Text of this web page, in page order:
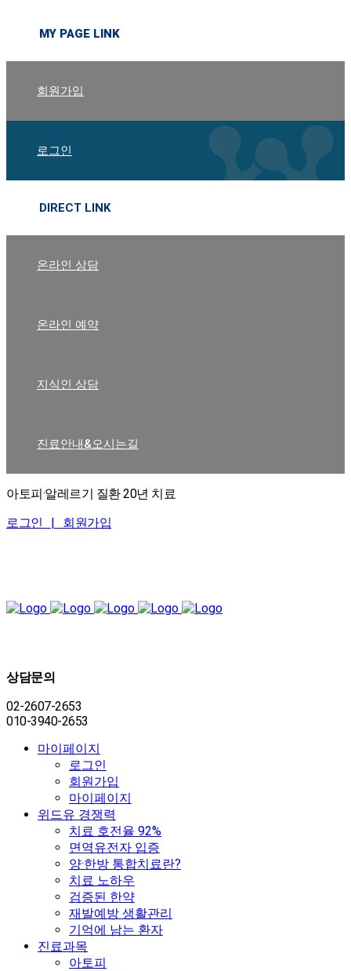
MY PAGE LINK
회원가입
로그인
DIRECT LINK
온라인 상담
온라인 예약
지식인 상담
진료안내&오시는길
아토피·알레르기 질환 20년 치료
로그인 | 회원가입
상담문의
02-2607-2653
010-3940-2653
마이페이지
로그인
회원가입
마이페이지
위드유 경쟁력
치료 호전율 92%
면역유전자 입증
양·한방 통합치료란?
치료 노하우
검증된 한약
재발예방 생활관리
기억에 남는 환자
진료과목
아토피